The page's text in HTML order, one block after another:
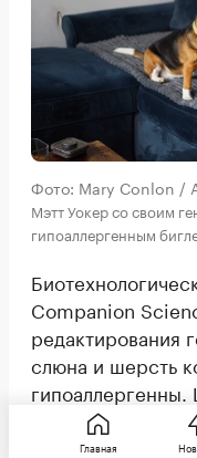
Фото: Mary Conlon /
Мэтт Уокер со своим
гипоаллергенным
Companion
редактирования
слюна и шерсть
гипоаллергенны.
и они родились
сообщает
The
Главная